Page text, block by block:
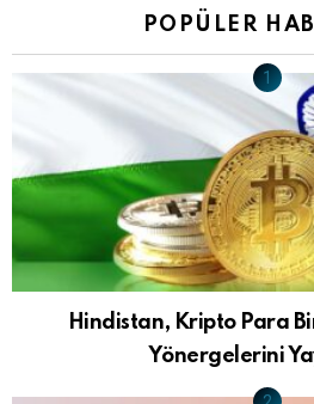
POPÜLER
Hindistan, Kripto Para
Yönergelerini